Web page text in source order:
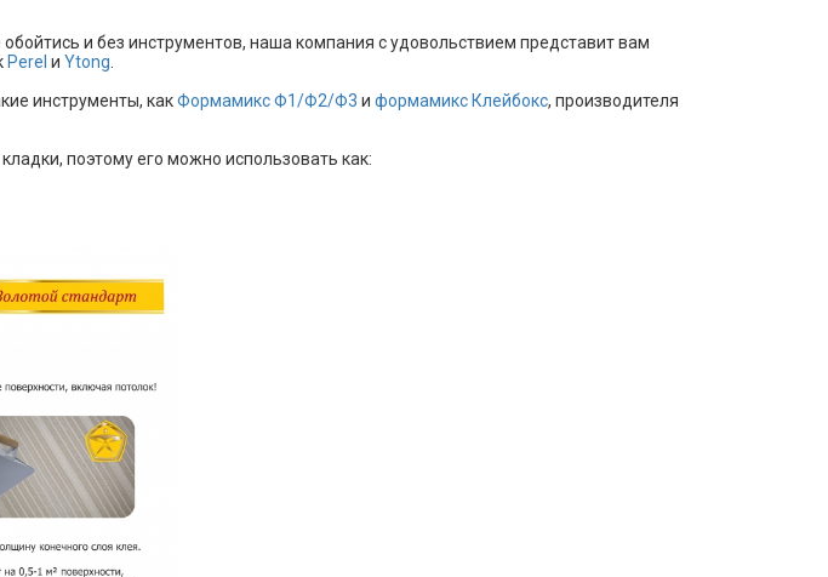
и без инструментов, наша компания с удовольствием представит вам
Perel и Ytong
инструменты, какФормамикс Ф1/Ф2/Ф3 и формамикс Клейбокс, производителя
поэтому его можно использовать как: